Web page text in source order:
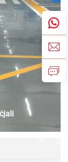
b’l-istess,